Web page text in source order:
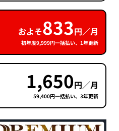
およそ833円／月
初年度9,999円一括払い、1年更新
1,650円／月
59,400円一括払い、3年更新